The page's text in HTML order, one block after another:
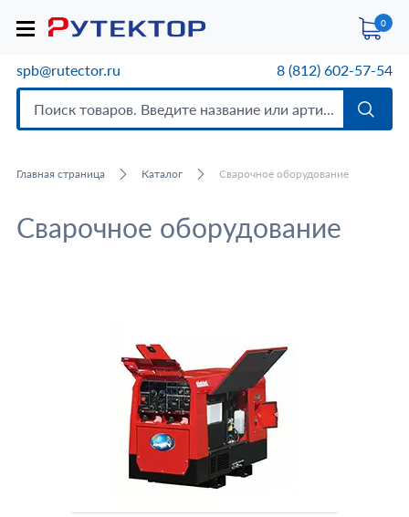
0
spb@rutector.ru 8 (812) 602-57-54
Главная страница Каталог Сварочное оборудование
Сварочное оборудование